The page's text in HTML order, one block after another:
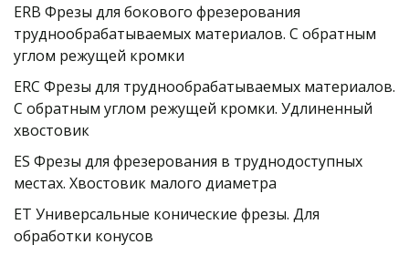
ERB Фрезы для бокового фрезерования
труднообрабатываемых материалов. C обратным
углом режущей кромки
ERC Фрезы для труднообрабатываемых материалов.
C обратным углом режущей кромки. Удлиненный
хвостовик
ES Фрезы для фрезерования в труднодоступных
местах. Хвостовик малого диаметра
ET Универсальные конические фрезы. Для
обработки конусов